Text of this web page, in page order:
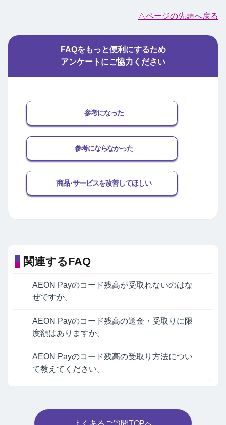
△ページの先頭へ戻る
FAQをもっと便利にするため
アンケートにご協力ください
参考になった
参考にならなかった
商品･サービスを改善してほしい
関連するFAQ
AEON Payのコード残高が受取れないのはな
ぜですか。
AEON Payのコード残高の送金・受取りに限
度額はありますか。
AEON Payのコード残高の受取り方法につい
て教えてください。